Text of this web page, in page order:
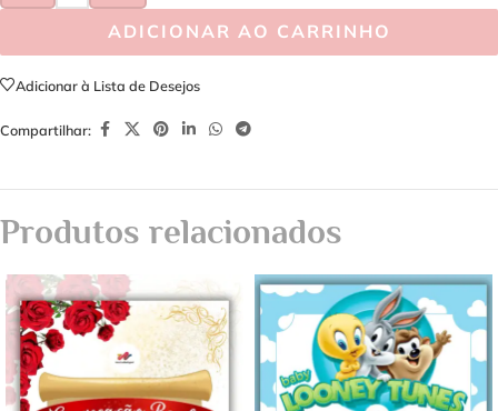
ADICIONAR AO CARRINHO
Adicionar à Lista de Desejos
Compartilhar:
Produtos relacionados